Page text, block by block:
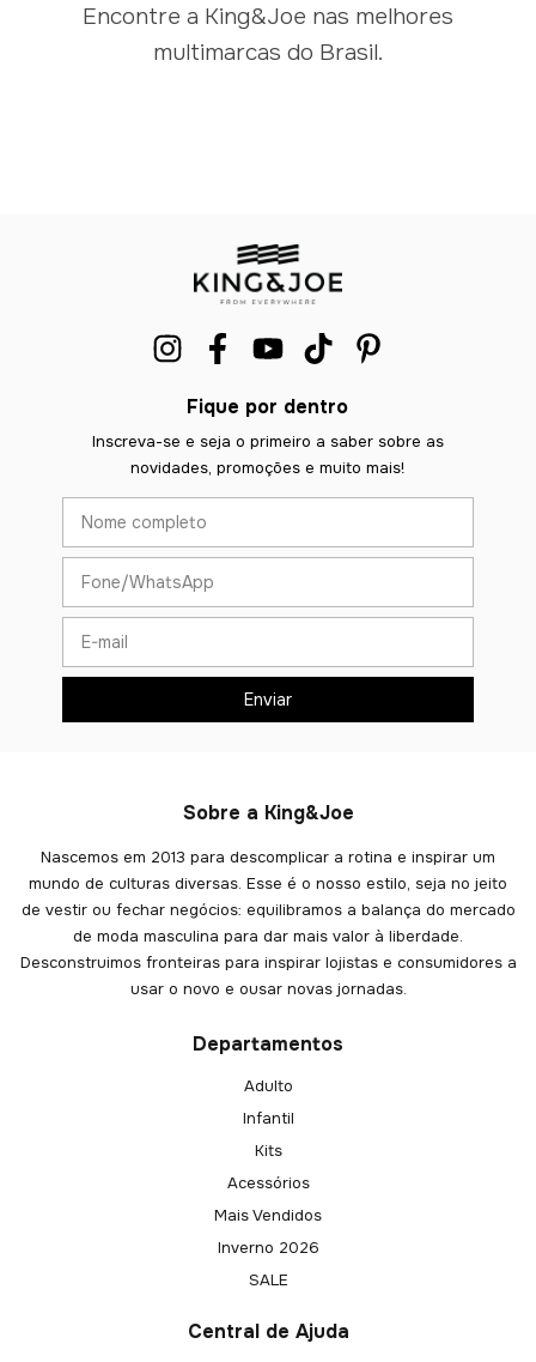
Encontre a King&Joe nas melhores
multimarcas do Brasil.
Fique por dentro
Inscreva-se e seja o primeiro a saber sobre as
novidades, promoções e muito mais!
Sobre a King&Joe
Nascemos em 2013 para descomplicar a rotina e inspirar um
mundo de culturas diversas. Esse é o nosso estilo, seja no jeito
de vestir ou fechar negócios: equilibramos a balança do mercado
de moda masculina para dar mais valor à liberdade.
Desconstruimos fronteiras para inspirar lojistas e consumidores a
usar o novo e ousar novas jornadas.
Departamentos
Adulto
Infantil
Kits
Acessórios
Mais Vendidos
Inverno 2026
SALE
Central de Ajuda